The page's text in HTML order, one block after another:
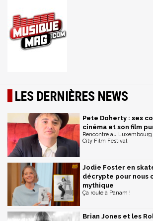
LES DERNIÈRES NEWS
Pete Doherty : ses
cinéma et son film
Rencontre au Luxembourg
City Film Festival
Jodie Foster en
décrypte pour nous
mythique
Ça roule à Panam !
Brian Jones et les